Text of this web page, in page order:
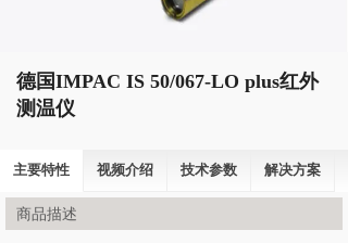
德国IMPAC IS 50/067-LO plus红外
测温仪
主要特性 视频介绍 技术参数 解决方案
商品描述